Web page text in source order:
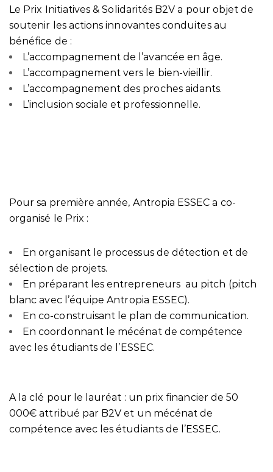
Le Prix Initiatives & Solidarités B2V a pour objet de
soutenir les actions innovantes conduites au
bénéfice de :
L’accompagnement de l’avancée en âge.
L’accompagnement vers le bien-vieillir.
L’accompagnement des proches aidants.
L’inclusion sociale et professionnelle.
Pour sa première année, Antropia ESSEC a co-
organisé le Prix :
En organisant le processus de détection et de
sélection de projets.
En préparant les entrepreneurs au pitch (pitch
blanc avec l’équipe Antropia ESSEC).
En co-construisant le plan de communication.
En coordonnant le mécénat de compétence
avec les étudiants de l’ESSEC.
A la clé pour le lauréat : un prix financier de 50
000€ attribué par B2V et un mécénat de
compétence avec les étudiants de l’ESSEC.